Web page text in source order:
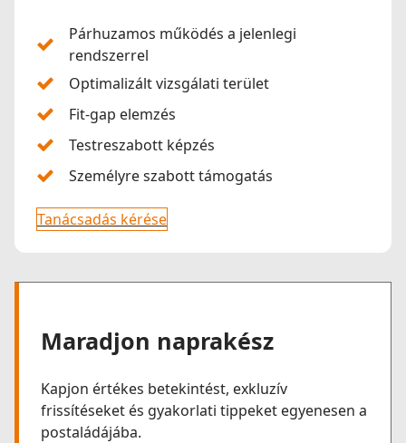
Párhuzamos működés a jelenlegi
rendszerrel
Optimalizált vizsgálati terület
Fit-gap elemzés
Testreszabott képzés
Személyre szabott támogatás
Tanácsadás kérése
Maradjon naprakész
Kapjon értékes betekintést, exkluzív
frissítéseket és gyakorlati tippeket egyenesen a
postaládájába.